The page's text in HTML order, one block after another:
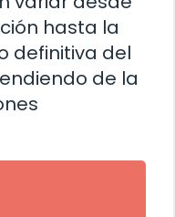
hasta la
definitiva del
de la